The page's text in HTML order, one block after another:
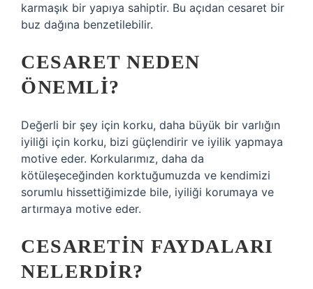
karmaşık bir yapıya sahiptir. Bu açıdan cesaret bir
buz dağına benzetilebilir.
CESARET NEDEN
ÖNEMLI?
Değerli bir şey için korku, daha büyük bir varlığın
iyiliği için korku, bizi güçlendirir ve iyilik yapmaya
motive eder. Korkularımız, daha da
kötüleşeceğinden korktuğumuzda ve kendimizi
sorumlu hissettiğimizde bile, iyiliği korumaya ve
artırmaya motive eder.
CESARETIN FAYDALARI
NELERDIR?